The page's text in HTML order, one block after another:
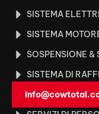
SISTEMA
SISTEMA
SOSPENSIONE &
SISTEMA DI